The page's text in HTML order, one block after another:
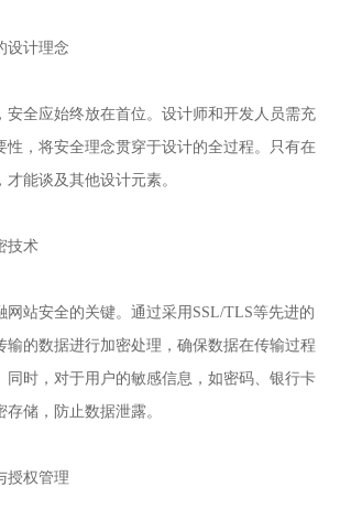
设计理念
安全应始终放在首位。设计师和开发人员需充
性，将安全理念贯穿于设计的全过程。只有在
能谈及其他设计元素。
技术
网站安全的关键。通过采用SSL/TLS等先进的
输的数据进行加密处理，确保数据在传输过程
同时，对于用户的敏感信息，如密码、银行卡
储，防止数据泄露。
授权管理